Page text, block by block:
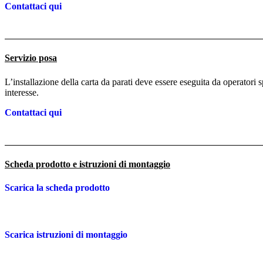
Contattaci qui
Servizio posa
L’installazione della carta da parati deve essere eseguita da
interesse.
Contattaci qui
Scheda prodotto e istruzioni di montaggio
Scarica la scheda prodotto
Scarica istruzioni di montaggio